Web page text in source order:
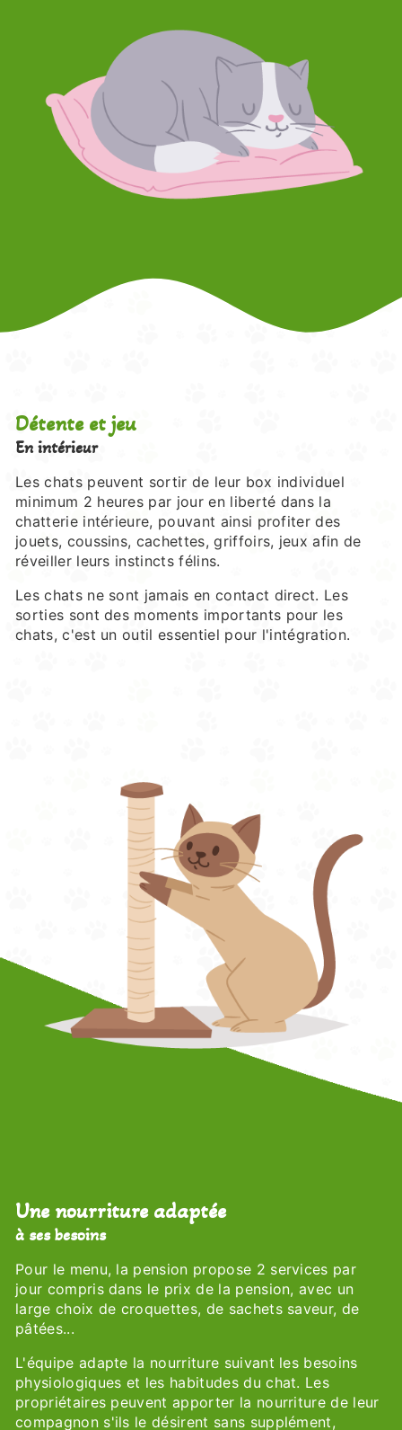
Détente et jeu
En intérieur
Les chats peuvent sortir de leur box individuel
minimum 2 heures par jour en liberté dans la
chatterie intérieure, pouvant ainsi profiter des
jouets, coussins, cachettes, griffoirs, jeux afin de
réveiller leurs instincts félins.
Les chats ne sont jamais en contact direct. Les
sorties sont des moments importants pour les
chats, c'est un outil essentiel pour l'intégration.
Une nourriture adaptée
à ses besoins
Pour le menu, la pension propose 2 services par
jour compris dans le prix de la pension, avec un
large choix de croquettes, de sachets saveur, de
pâtées...
L'équipe adapte la nourriture suivant les besoins
physiologiques et les habitudes du chat. Les
propriétaires peuvent apporter la nourriture de leur
compagnon s'ils le désirent sans supplément,